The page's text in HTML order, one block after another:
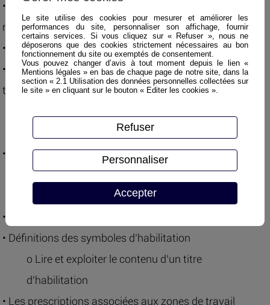
• Les grandeurs électriques : courant, tension,
résistance,…
• Les effets du courant électrique sur le corps humain
• Les noms et limites des différents domaines de
tension
domaine de tension
• Les zones d’environnement et leurs limites
o Identifier les limites et les zones
• Principes de l’habilitation
• Définitions des symboles d’habilitation
o Lire et exploiter le contenu d’un titre
d’habilitation
• Les prescriptions associées aux zones de travail
Le site utilise des cookies pour mesurer et améliorer les
performances du site, personnaliser son affichage, fournir
certains services. Si vous cliquez sur « Refuser », nous ne
déposerons que des cookies strictement nécessaires au bon
fonctionnement du site ou exemptés de consentement.
Vous pouvez changer d’avis à tout moment depuis le lien «
Mentions légales » en bas de chaque page de notre site, dans la
section « 2.1 Utilisation des données personnelles collectées sur
le site » en cliquant sur le bouton « Editer les cookies ».
Accepter
Refuser
Personnaliser